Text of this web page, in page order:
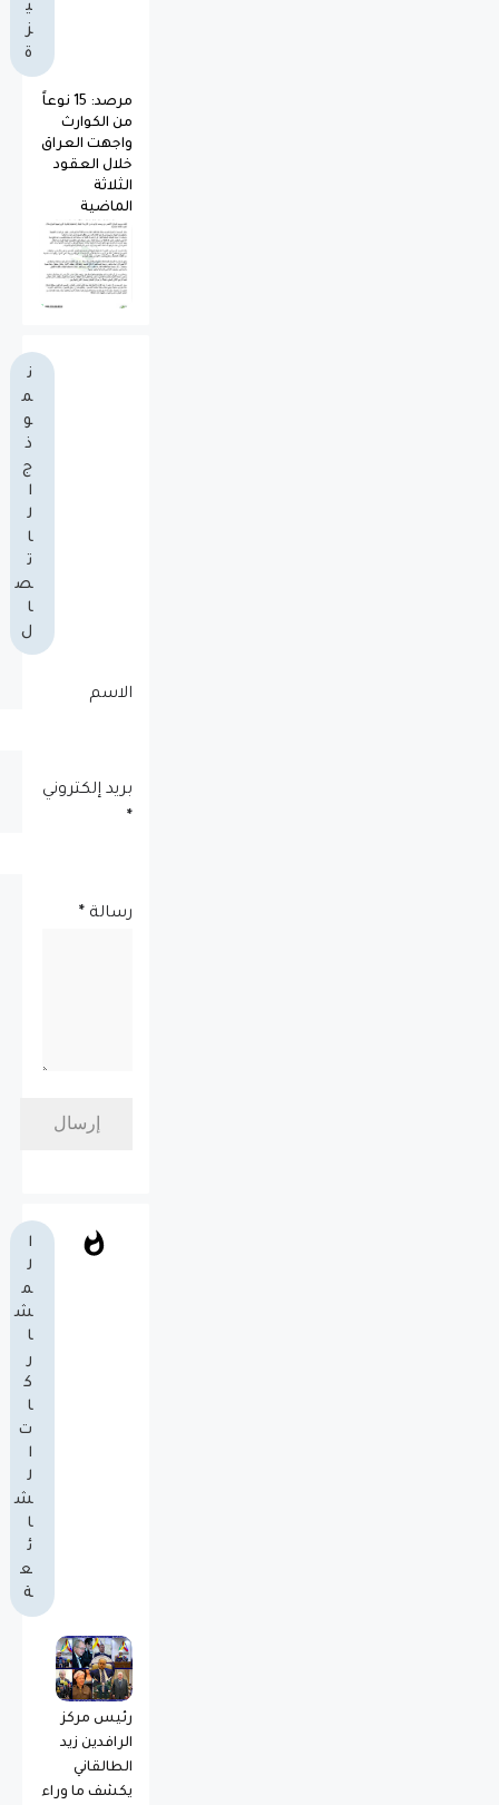
ي
ز
ة
مرصد: 15 نوعاً
من الكوارث
واجهت العراق
خلال العقود
الثلاثة
الماضية
ن
م
و
ذ
ج
ا
ل
ا
ت
ص
ا
ل
الاسم
بريد إلكتروني
*
رسالة *
ا
ل
م
ش
ا
ر
ك
ا
ت
ا
ل
ش
ا
ئ
ع
ة
رئيس مركز
الرافدين زيد
الطالقاني
يكشف ما وراء